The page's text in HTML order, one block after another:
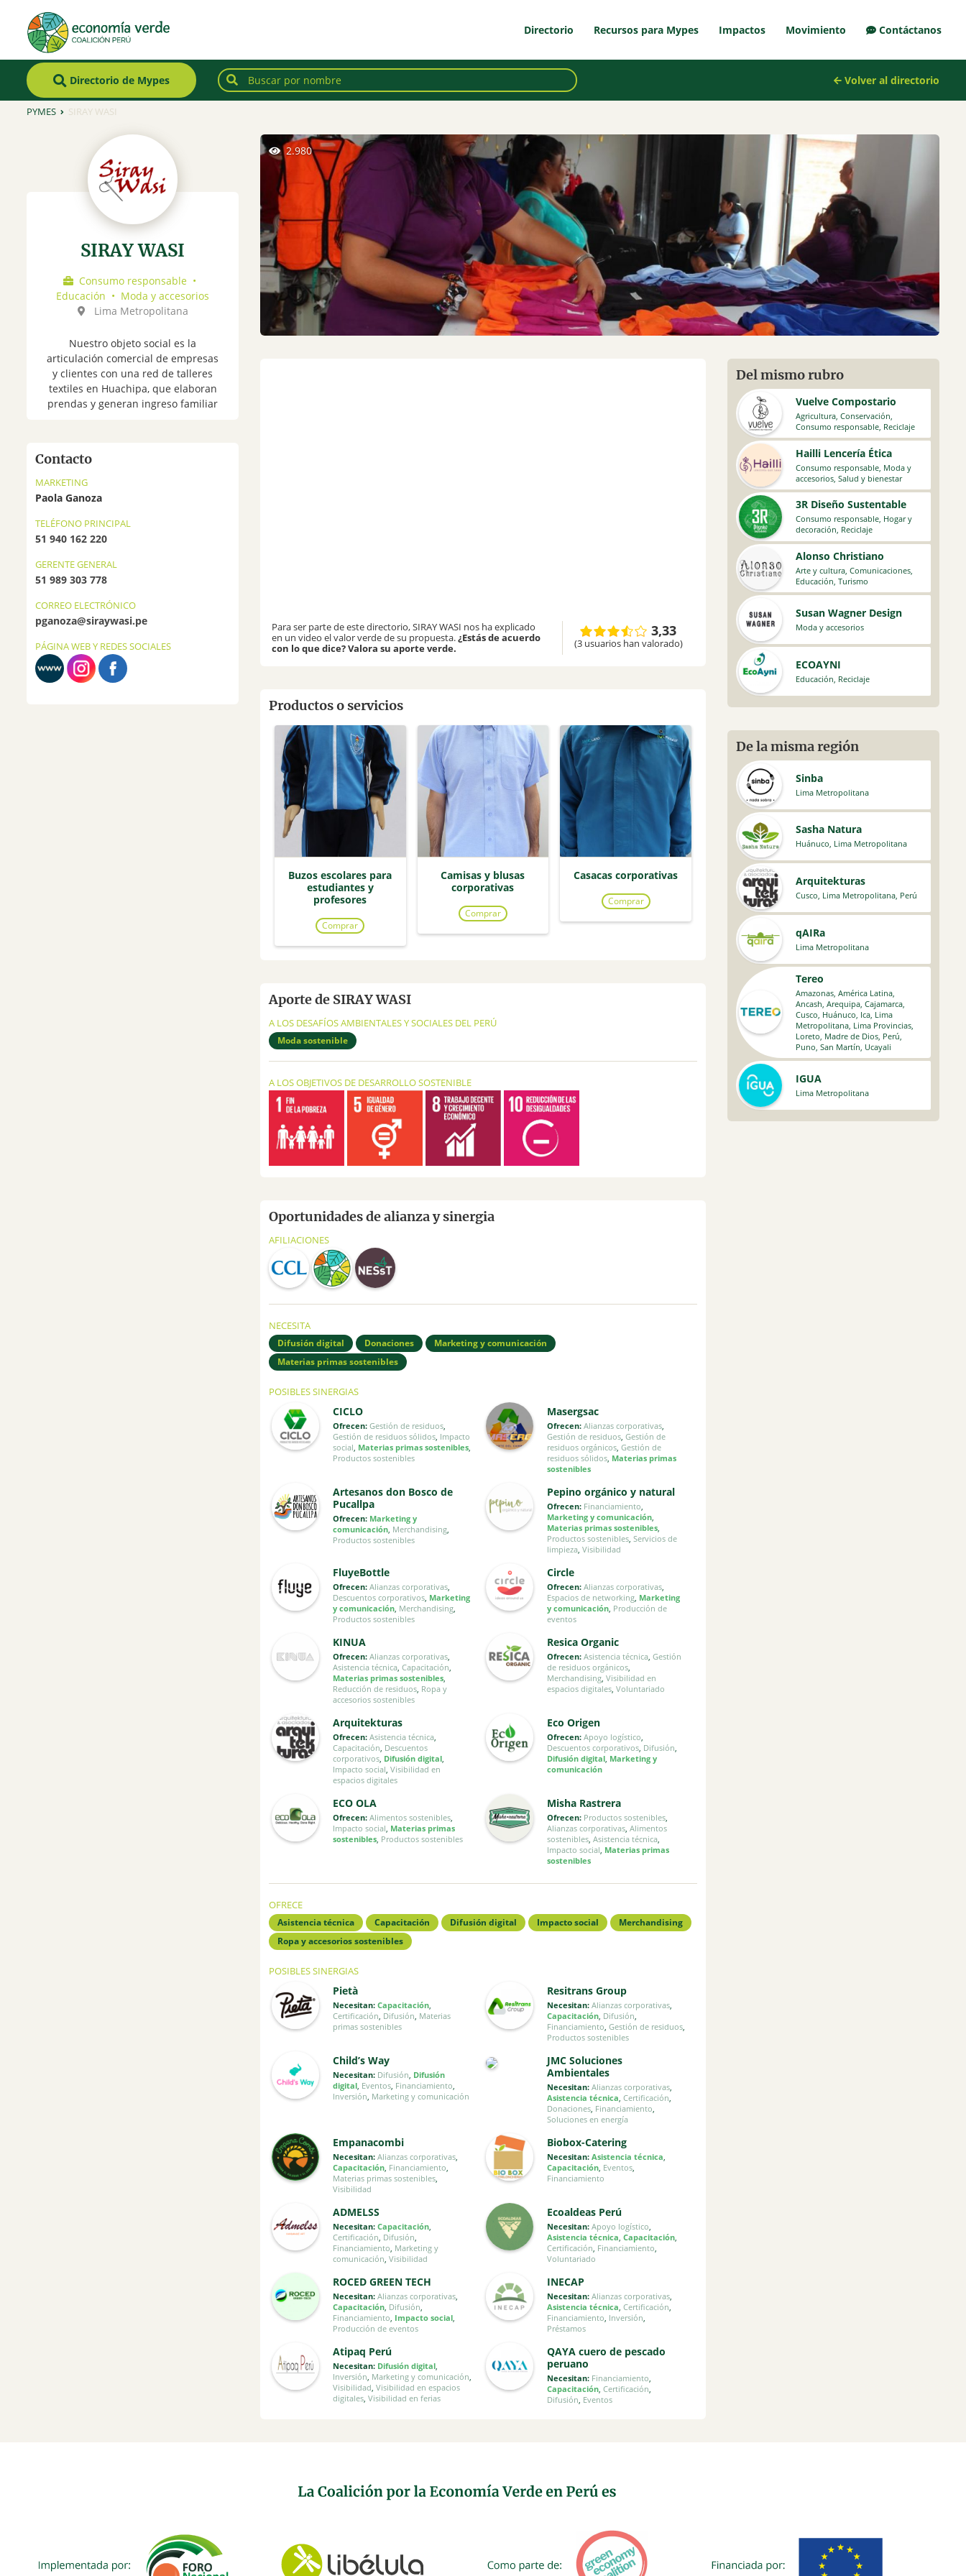
Directorio Recursos para Mypes Impactos Movimiento Contáctanos
Directorio de Mypes Volver al directorio
PYMES SIRAY WASI
SIRAY WASI
Consumo responsable •
Educación • Moda y accesorios
Lima Metropolitana
Nuestro objeto social es la
articulación comercial de empresas
y clientes con una red de talleres
textiles en Huachipa, que elaboran
prendas y generan ingreso familiar
Contacto
MARKETING
Paola Ganoza
TELÉFONO PRINCIPAL
51 940 162 220
GERENTE GENERAL
51 989 303 778
CORREO ELECTRÓNICO
pganoza@siraywasi.pe
PÁGINA WEB Y REDES SOCIALES
2.980
Para ser parte de este directorio, SIRAY WASI nos ha explicado
en un video el valor verde de su propuesta.¿Estás de acuerdo
con lo que dice? Valora su aporte verde.
3,33
(3 usuarios han valorado)
Productos o servicios
Buzos escolares para
estudiantes y
profesores
Comprar
Camisas y blusas
corporativas
Comprar
Casacas corporativas
Comprar
Aporte de SIRAY WASI
A LOS DESAFÍOS AMBIENTALES Y SOCIALES DEL PERÚ
Moda sostenible
A LOS OBJETIVOS DE DESARROLLO SOSTENIBLE
Oportunidades de alianza y sinergia
AFILIACIONES
NECESITA
Difusión digital Donaciones
Marketing y comunicación
Materias primas sostenibles
POSIBLES SINERGIAS
CICLO
Ofrecen: Gestión de residuos
Gestión de residuos sólidos Impacto
social Materias primas sostenibles
Productos sostenibles
Masergsac
Ofrecen: Alianzas corporativas
Gestión de residuos ,Gestión de
residuos orgánicos ,Gestión de
residuos sólidos Materias primas
sostenibles
Artesanos don Bosco de
Pucallpa
Ofrecen: Marketing y
comunicación Merchandising
Productos sostenibles
Pepino orgánico y natural
Ofrecen: Financiamiento
Marketing y comunicación
Materias primas sostenibles
Productos sostenibles ,Servicios de
limpieza ,Visibilidad
FluyeBottle
Ofrecen: Alianzas corporativas
Descuentos corporativos Marketing
y comunicación Merchandising
Productos sostenibles
Circle
Ofrecen: Alianzas corporativas
Espacios de networking Marketing
y comunicación Producción de
eventos
KINUA
Ofrecen: Alianzas corporativas
Asistencia técnica ,Capacitación
Materias primas sostenibles
Reducción de residuos Ropa y
accesorios sostenibles
Resica Organic
Ofrecen: Asistencia técnica ,Gestión
de residuos orgánicos
Merchandising ,Visibilidad en
espacios digitales ,Voluntariado
Arquitekturas
Ofrecen: Asistencia técnica
Capacitación Descuentos
corporativos Difusión digital
Impacto social ,Visibilidad en
espacios digitales
Eco Origen
Ofrecen: Apoyo logístico
Descuentos corporativos Difusión
Difusión digital Marketing y
comunicación
ECO OLA
Ofrecen: Alimentos sostenibles
Impacto social Materias primas
sostenibles Productos sostenibles
Misha Rastrera
Ofrecen: Productos sostenibles
Alianzas corporativas ,Alimentos
sostenibles ,Asistencia técnica
Impacto social Materias primas
sostenibles
OFRECE
Asistencia técnica Capacitación Difusión digital Impacto social
Merchandising
Ropa y accesorios sostenibles
POSIBLES SINERGIAS
Pietà
Necesitan: Capacitación
Certificación Difusión Materias
primas sostenibles
Resitrans Group
Necesitan: Alianzas corporativas
Capacitación Difusión
Financiamiento ,Gestión de residuos
Productos sostenibles
Child’s Way
Necesitan: Difusión Difusión
digital Eventos Financiamiento
Inversión Marketing y comunicación
JMC Soluciones
Ambientales
Necesitan: Alianzas corporativas
Asistencia técnica ,Certificación
Donaciones Financiamiento
Soluciones en energía
Empanacombi
Necesitan: Alianzas corporativas
Capacitación Financiamiento
Materias primas sostenibles
Visibilidad
Biobox-Catering
Necesitan: Asistencia técnica
Capacitación Eventos
Financiamiento
ADMELSS
Necesitan: Capacitación
Certificación Difusión
Financiamiento Marketing y
comunicación ,Visibilidad
Ecoaldeas Perú
Necesitan: Apoyo logístico
Asistencia técnica ,Capacitación
Certificación Financiamiento
Voluntariado
ROCED GREEN TECH
Necesitan: Alianzas corporativas
Capacitación Difusión
Financiamiento Impacto social
Producción de eventos
INECAP
Necesitan: Alianzas corporativas
Asistencia técnica ,Certificación
Financiamiento Inversión
Préstamos
Atipaq Perú
Necesitan: Difusión digital
Inversión Marketing y comunicación
Visibilidad ,Visibilidad en espacios
digitales ,Visibilidad en ferias
QAYA cuero de pescado
peruano
Necesitan: Financiamiento
Capacitación ,Certificación
Difusión Eventos
Del mismo rubro
Vuelve Compostario
Agricultura, Conservación
Consumo responsable, Reciclaje
Hailli Lencería Ética
Consumo responsable, Moda y
accesorios, Salud y bienestar
3R Diseño Sustentable
Consumo responsable, Hogar y
decoración, Reciclaje
Alonso Christiano
Arte y cultura, Comunicaciones,
Educación Turismo
Susan Wagner Design
Moda y accesorios
ECOAYNI
Educación Reciclaje
De la misma región
Sinba
Lima Metropolitana
Sasha Natura
Huánuco, Lima Metropolitana
Arquitekturas
Cusco, Lima Metropolitana, Perú
qAIRa
Lima Metropolitana
Tereo
Amazonas, América Latina,
Ancash Arequipa, Cajamarca,
Cusco Huánuco Ica, Lima
Metropolitana, Lima Provincias,
Loreto Madre de Dios, Perú
Puno San Martín Ucayali
IGUA
Lima Metropolitana